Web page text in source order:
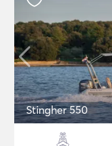
Stingher 550